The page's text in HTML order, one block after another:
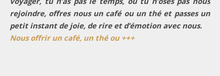
rejoindre, offres nous un café ou un thé et passes un
petit instant de joie, de rire et d’émotion avec nous.
Nous offrir un café, un thé ou +++